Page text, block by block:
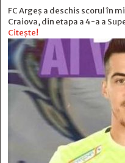
FC Argeș a deschis scorul în
Craiova, din etapa a 4-a a
Citește!